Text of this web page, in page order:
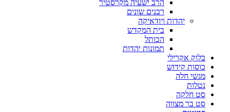
הרב ישעיה מקרסטיר
רבנים שונים
יהדות ויודאיקה
בית המקדש
הכותל
תמונות יהדות
בלוק אקרילי
כוסות קידוש
מגשי חלה
נטלות
סט חלקה
סט בר מצווה